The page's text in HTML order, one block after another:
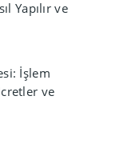
Yapılır ve
İşlem
ve